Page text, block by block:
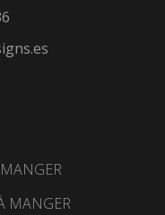
MANGER